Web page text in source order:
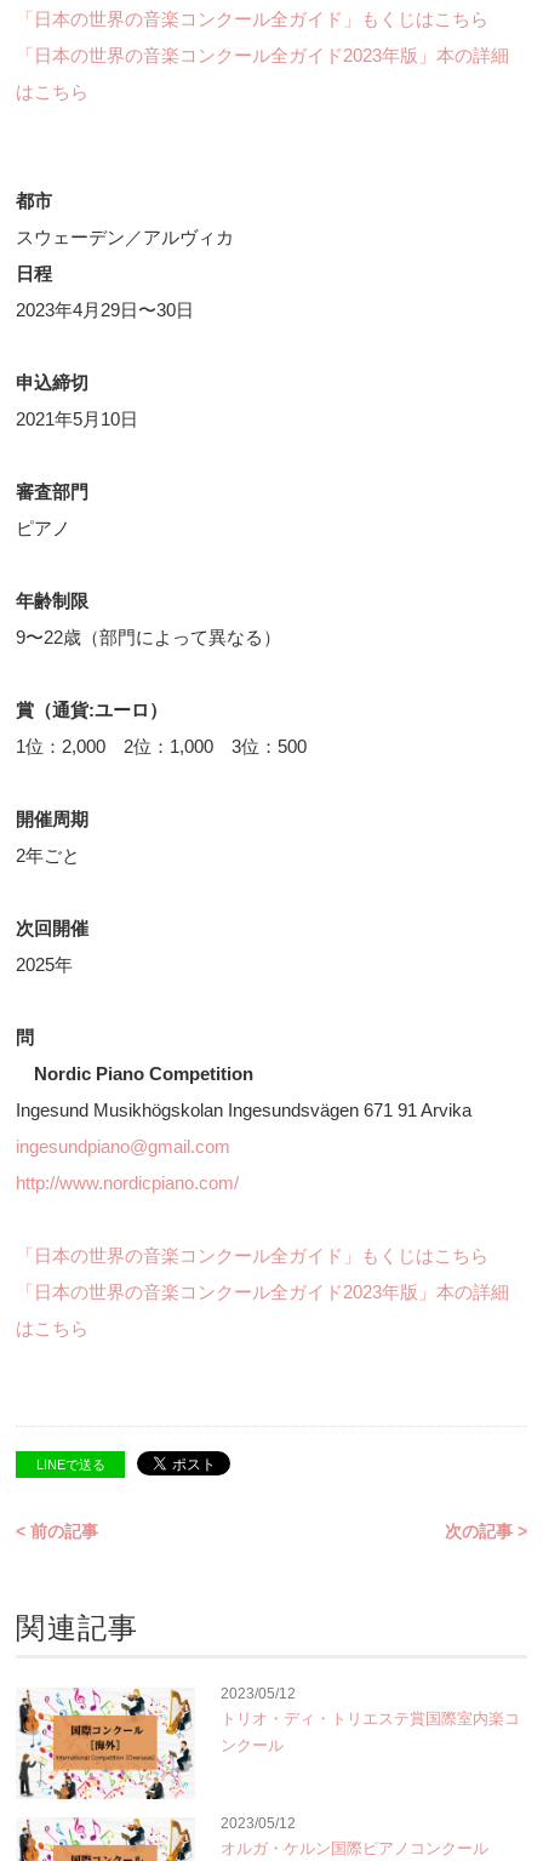
「日本の世界の音楽コンクール全ガイド」もくじはこちら
「日本の世界の音楽コンクール全ガイド2023年版」本の詳細
はこちら
都市
スウェーデン／アルヴィカ
日程
2023年4月29日〜30日
申込締切
2021年5月10日
審査部門
ピアノ
年齢制限
9〜22歳（部門によって異なる）
賞（通貨:ユーロ ）
1位：2,000 2位：1,000 3位：500
開催周期
2年ごと
次回開催
2025年
問
Nordic Piano Competition
Ingesund Musikhögskolan Ingesundsvägen 671 91 Arvika
ingesundpiano@gmail.com
http://www.nordicpiano.com/
「日本の世界の音楽コンクール全ガイド」もくじはこちら
「日本の世界の音楽コンクール全ガイド2023年版」本の詳細
はこちら
LINEで送る
< 前の記事 次の記事 >
関連記事
2023/05/12
トリオ・ディ・トリエステ賞国際室内楽コ
ンクール
2023/05/12
オルガ・ケルン国際ピアノコンクール